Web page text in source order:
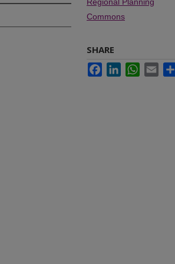
Commons
SHARE
FacebookLinkedInWhatsApp
Email